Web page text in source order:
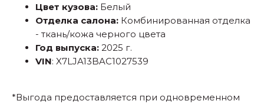
Цвет кузова: Белый
Отделка салона: Комбинированная отделка
- ткань/кожа черного цвета
Год выпуска: 2025 г.
VIN: X7LJA13BAC1027539
*Выгода предоставляется при одновременном